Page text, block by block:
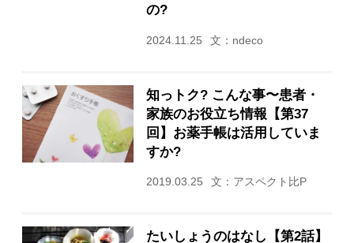
の?
2024.11.25 文：ndeco
知っトク? こんな事〜患者・
家族のお役立ち情報【第37
回】お薬手帳は活用していま
すか?
2019.03.25 文：アスペクト比P
たいしょうのはなし【第2話】